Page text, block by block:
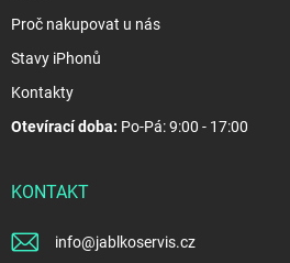
Proč nakupovat u nás
Stavy iPhonů
Kontakty
Otevírací doba: Po-Pá: 9:00 - 17:00
KONTAKT
info@jablkoservis.cz